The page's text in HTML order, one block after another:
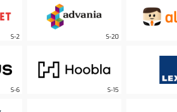
S-2 S-20
S-6 S-15